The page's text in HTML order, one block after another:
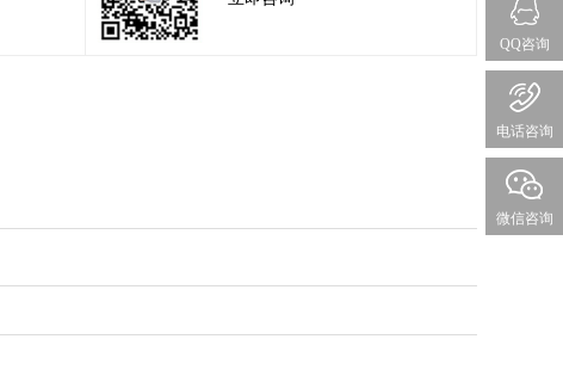
QQ咨询
电话咨询
微信咨询